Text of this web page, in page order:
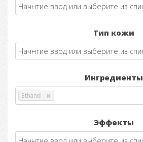
Тип кожи
Ингредиенты
Ethanol
Эффекты